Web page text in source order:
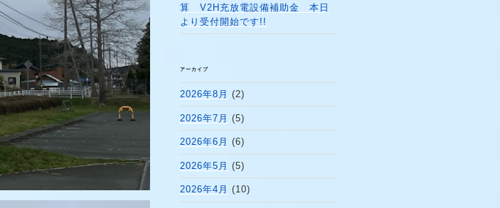
算 V2H充放電設備補助金 本日
より受付開始です!!
アーカイブ
2026年8月 (2)
2026年7月 (5)
2026年6月 (6)
2026年5月 (5)
2026年4月 (10)